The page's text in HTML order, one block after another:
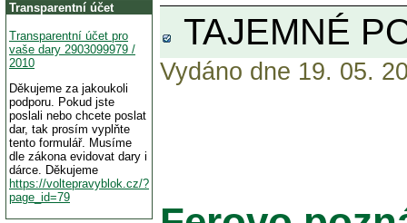
Transparentní účet
Transparentní účet pro
vaše dary 2903099979 /
2010
Děkujeme za jakoukoli
podporu. Pokud jste
poslali nebo chcete poslat
dar, tak prosím vyplňte
tento formulář. Musíme
dle zákona evidovat dary i
dárce. Děkujeme
https://voltepravyblok.cz/?
page_id=79
TAJEMNÉ
Vydáno dne 19. 05.